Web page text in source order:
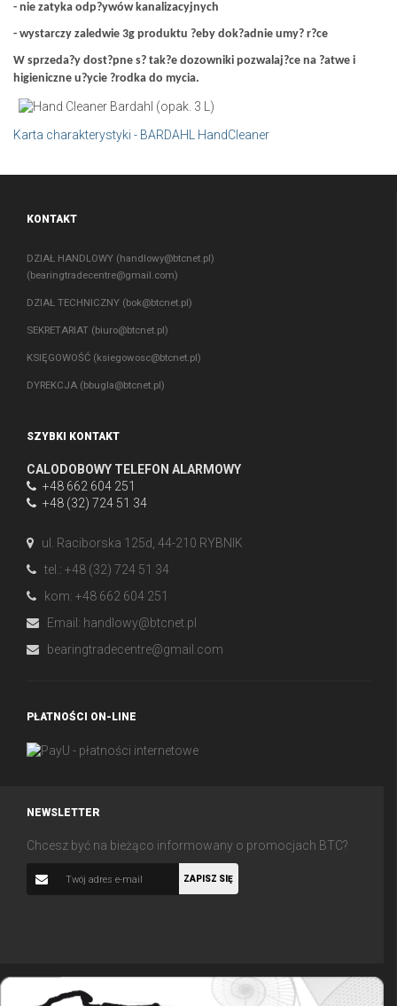
- nie zatyka odp?ywów kanalizacyjnych
- wystarczy zaledwie 3g produktu ?eby dok?adnie umy? r?ce
W sprzeda?y dost?pne s? tak?e dozowniki pozwalaj?ce na ?atwe i
higieniczne u?ycie ?rodka do mycia.
Karta charakterystyki - BARDAHL HandCleaner
KONTAKT
DZIAŁ HANDLOWY (handlowy@btcnet.pl)
(bearingtradecentre@gmail.com)
DZIAŁ TECHNICZNY (bok@btcnet.pl)
SEKRETARIAT (biuro@btcnet.pl)
KSIĘGOWOŚĆ (ksiegowosc@btcnet.pl)
DYREKCJA (bbugla@btcnet.pl)
SZYBKI KONTAKT
CALODOBOWY TELEFON ALARMOWY
+48 662 604 251
+48 (32) 724 51 34
ul. Raciborska 125d, 44-210 RYBNIK
tel.: +48 (32) 724 51 34
kom: +48 662 604 251
Email: handlowy@btcnet.pl
bearingtradecentre@gmail.com
PŁATNOŚCI ON-LINE
NEWSLETTER
Chcesz być na bieżąco informowany o promocjach BTC?
ZAPISZ SIĘ